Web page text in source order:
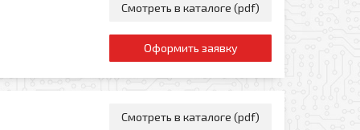
Смотреть в каталоге (pdf)
Оформить заявку
Смотреть в каталоге (pdf)